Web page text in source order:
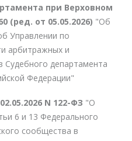
при Верховном
(ред. от 05.05.2026) "Об
Управлении по
арбитражных и
Судебного департамента
Федерации"
N 122-ФЗ "О
6 и 13 Федерального
сообщества в